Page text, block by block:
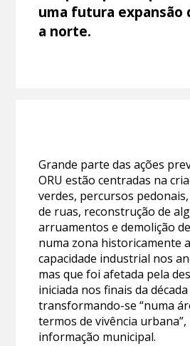
uma futura expansão
a norte.
Grande parte das ações
ORU estão centradas na
verdes, percursos
de ruas, reconstrução de
arruamentos e demolição
numa zona historicamente
capacidade industrial nos
mas que foi afetada pela
iniciada nos finais da década
transformando-se “numa
termos de vivência urbana”,
informação municipal.